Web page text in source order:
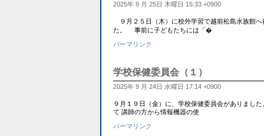
2025年 9 月 25日 木曜日 15:33 +0900
９月２５日（木）に校外学習で越前松島水族館
た。 事前に子どもたちには「�
パーマリンク
学校保健委員会（１）
2025年 9 月 24日 水曜日 17:14 +0900
９月１９日（金）に、学校保健委員会がありまし
て 講師の方から情報機器の使
パーマリンク